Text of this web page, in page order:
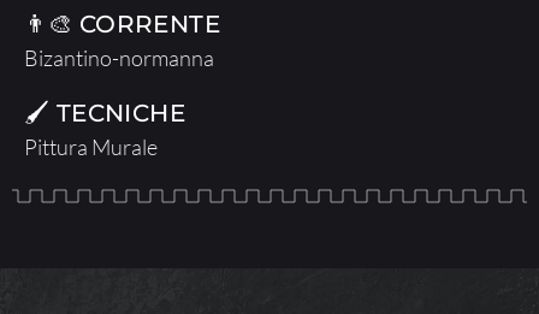
👨‍🎨 CORRENTE
Bizantino-normanna
🖌 TECNICHE
Pittura Murale